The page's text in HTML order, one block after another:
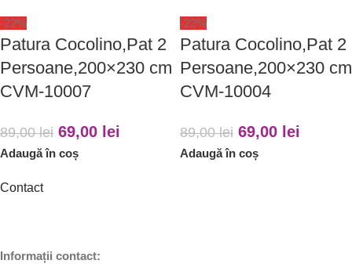
-22%
Patura Cocolino,Pat 2
Persoane,200×230 cm
CVM-10007
89,00lei 69,00 lei
Adaugă în coș
-22%
Patura Cocolino,Pat 2
Persoane,200×230 cm
CVM-10004
89,00lei 69,00 lei
Adaugă în coș
Contact
Informații contact: